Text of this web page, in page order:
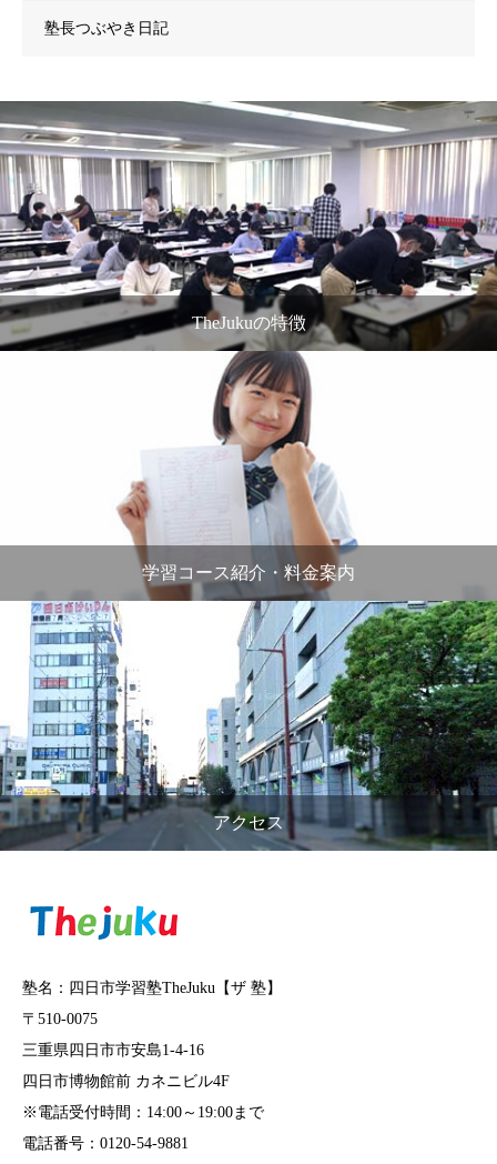
塾長つぶやき日記
TheJukuの特徴
学習コース紹介・料金案内
アクセス
塾名：四日市学習塾TheJuku【ザ 塾】
〒510-0075
三重県四日市市安島1-4-16
四日市博物館前 カネニビル4F
※電話受付時間：14:00～19:00まで
電話番号：0120-54-9881